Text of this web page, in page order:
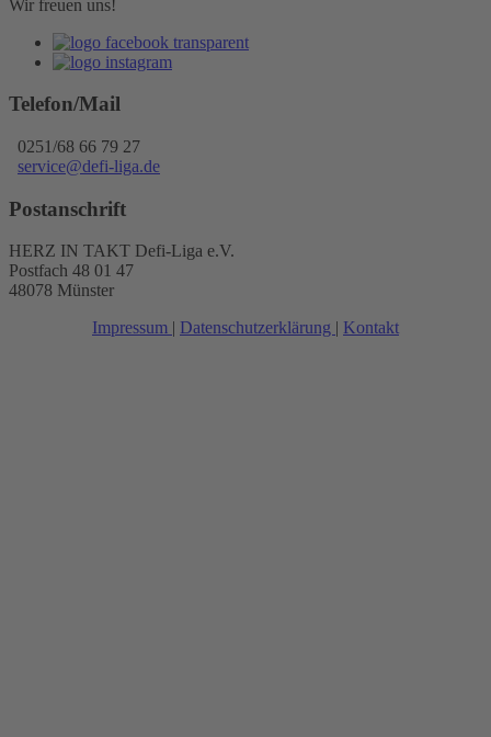
Wir freuen uns!
Telefon/Mail
0251/68 66 79 27
service@defi-liga.de
Postanschrift
HERZ IN TAKT Defi-Liga e.V.
Postfach 48 01 47
48078 Münster
Impressum
Datenschutzerklärung Kontakt